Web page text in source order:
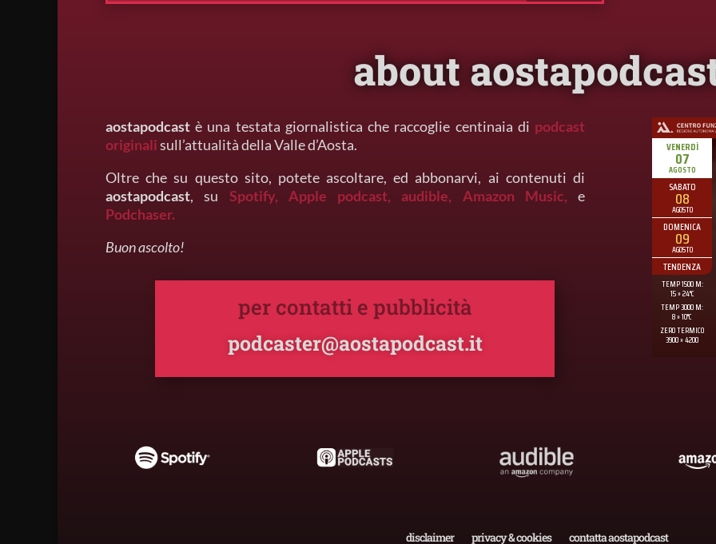
about
aostapodcast è una testata giornalistica che raccoglie centinaia di podcast
originalisull’attualità della Valle d’Aosta.
Oltre che su questo sito, potete ascoltare, ed abbonarvi, ai contenuti di
aostapodcast, su Spotify, Apple podcast, audible, Amazon Music, e
Podchaser.
Buon ascolto!
per contatti e pubblicità
podcaster@aostapodcast.it
disclaimer privacy & cookies contatta aostapodcast